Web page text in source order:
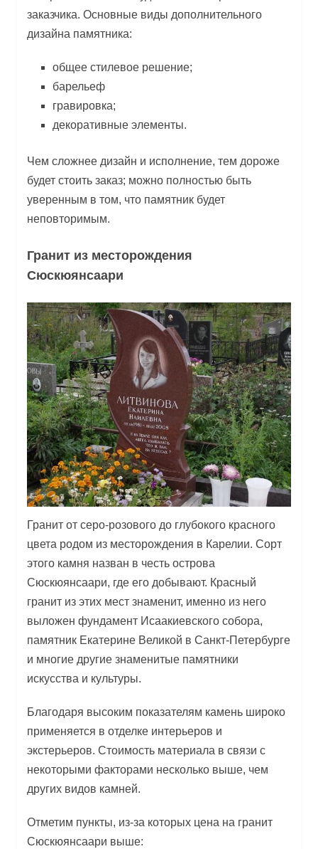
заказчика. Основные виды дополнительного
дизайна памятника:
общее стилевое решение;
барельеф
гравировка;
декоративные элементы.
Чем сложнее дизайн и исполнение, тем дороже
будет стоить заказ; можно полностью быть
уверенным в том, что памятник будет
неповторимым.
Гранит из месторождения
Сюскюянсаари
Гранит от серо-розового до глубокого красного
цвета родом из месторождения в Карелии. Сорт
этого камня назван в честь острова
Сюскюянсаари, где его добывают. Красный
гранит из этих мест знаменит, именно из него
выложен фундамент Исаакиевского собора,
памятник Екатерине Великой в Санкт-Петербурге
и многие другие знаменитые памятники
искусства и культуры.
Благодаря высоким показателям камень широко
применяется в отделке интерьеров и
экстерьеров. Стоимость материала в связи с
некоторыми факторами несколько выше, чем
других видов камней.
Отметим пункты, из-за которых цена на гранит
Сюскюянсаари выше: